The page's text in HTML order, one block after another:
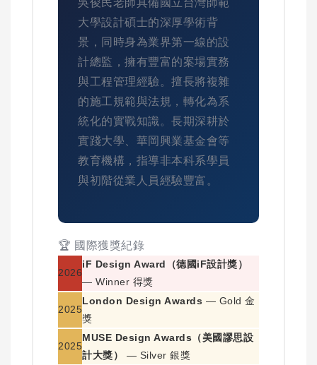
大學設計碩士的深厚學術背
景，同時身為業界第一線的設
計總監，擁有豐富的案場實務
與工程管理經驗。擅長將複雜
的施工規範與法規，轉化為系
統化的實戰知識。長期深耕於
實踐大學、華岡興業基金會等
教育機構，指導非本科系學員
與初階從業人員經驗豐富。
🏆 國際獲獎紀錄
2026
iF Design Award（德國iF設計獎）
— Winner 得獎
2025
London Design Awards — Gold 金
獎
2025
MUSE Design Awards（美國謬思設
計大獎）
— Silver 銀獎